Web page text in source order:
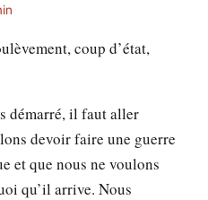
coup d’état,
démarré, il faut aller
devoir faire une guerre
et que nous ne voulons
qu’il arrive. Nous